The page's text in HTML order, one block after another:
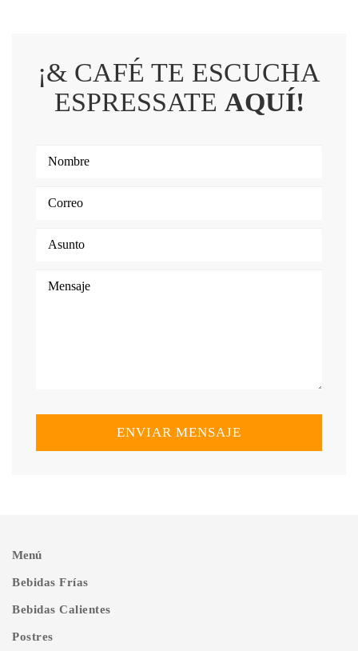
¡& CAFÉ TE ESCUCHA
ESPRESSATE AQUÍ!
ENVIAR MENSAJE
Menú
Bebidas Frías
Bebidas Calientes
Postres